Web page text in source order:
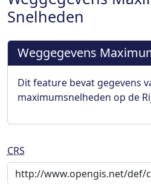
Snelheden
Weggegevens
Dit feature bevat gegevens
maximumsnelheden op de
CRS